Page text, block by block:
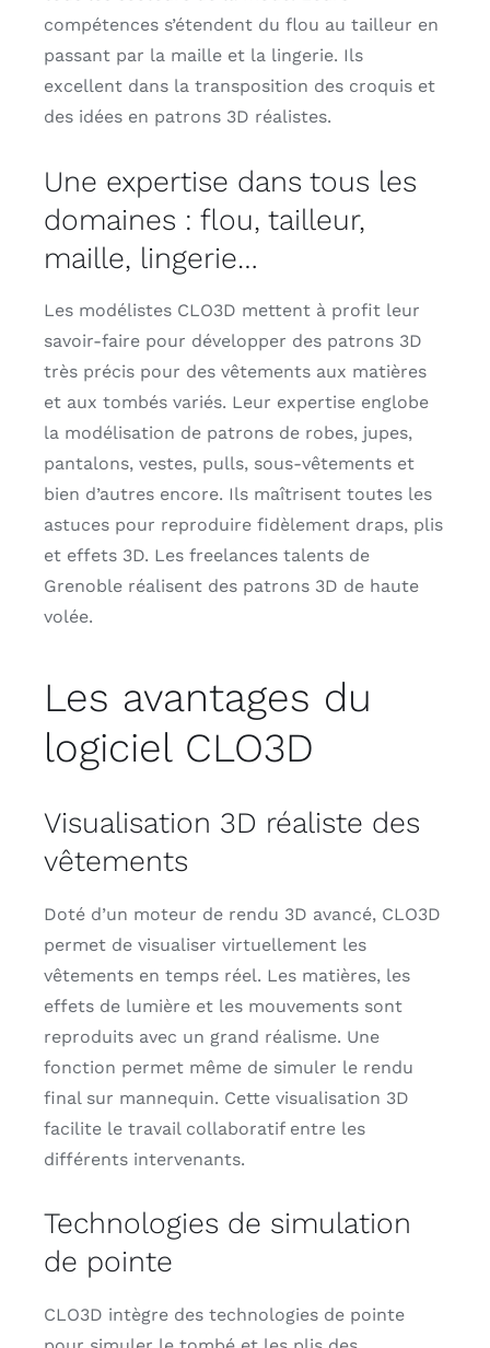
compétences s’étendent du flou au tailleur en
passant par la maille et la lingerie. Ils
excellent dans la transposition des croquis et
des idées en patrons 3D réalistes.
Une expertise dans tous les
domaines : flou, tailleur,
maille, lingerie…
Les modélistes CLO3D mettent à profit leur
savoir-faire pour développer des patrons 3D
très précis pour des vêtements aux matières
et aux tombés variés. Leur expertise englobe
la modélisation de patrons de robes, jupes,
pantalons, vestes, pulls, sous-vêtements et
bien d’autres encore. Ils maîtrisent toutes les
astuces pour reproduire fidèlement draps, plis
et effets 3D. Les freelances talents de
Grenoble réalisent des patrons 3D de haute
volée.
Les avantages du
logiciel CLO3D
Visualisation 3D réaliste des
vêtements
Doté d’un moteur de rendu 3D avancé, CLO3D
permet de visualiser virtuellement les
vêtements en temps réel. Les matières, les
effets de lumière et les mouvements sont
reproduits avec un grand réalisme. Une
fonction permet même de simuler le rendu
final sur mannequin. Cette visualisation 3D
facilite le travail collaboratif entre les
différents intervenants.
Technologies de simulation
de pointe
CLO3D intègre des technologies de pointe